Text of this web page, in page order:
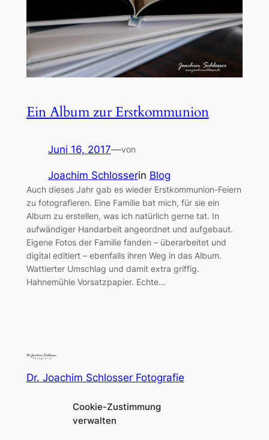
Cookie-Zustimmung
verwalten
Ein Album zur Erstkommunion
Juni 16, 2017—von
Joachim Schlosserin Blog
Auch dieses Jahr gab es wieder Erstkommunion-Feiern
zu fotografieren. Eine Familie bat mich, für sie ein
Album zu erstellen, was ich natürlich gerne tat. In
aufwändiger Handarbeit angeordnet und aufgebaut.
Eigene Fotos der Familie fanden – überarbeitet und
digital editiert – ebenfalls ihren Weg in das Album.
Wattierter Umschlag und damit extra griffig.
Hahnemühle Vorsatzpapier. Echte…
Dr. Joachim Schlosser Fotografie
Fotografie für Menschen in und um Augsburg und